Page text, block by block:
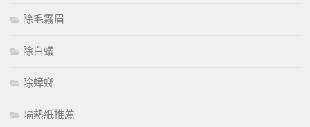
除毛霧眉
除白蟻
除蟑螂
隔熱紙推薦